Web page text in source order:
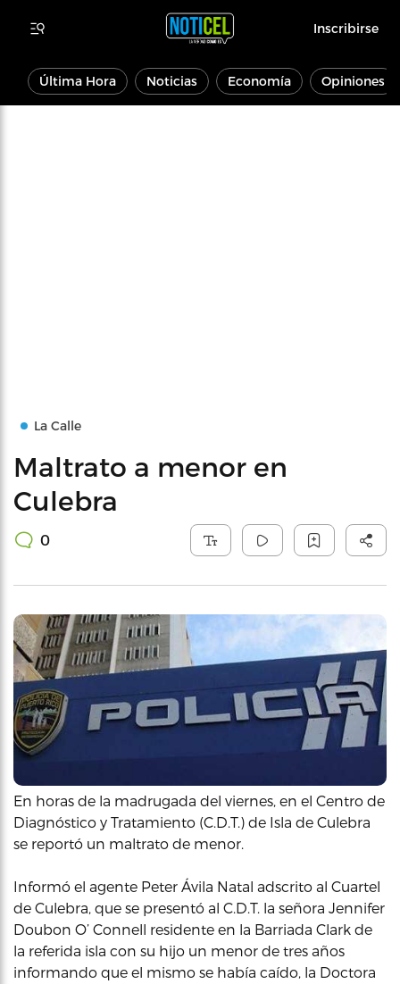
Inscribirse
Última Hora Noticias Economía Opiniones
La Calle
Maltrato a menor en
Culebra
0
En horas de la madrugada del viernes, en el Centro de
Diagnóstico y Tratamiento (C.D.T.) de Isla de Culebra
se reportó un maltrato de menor.
Informó el agente Peter Ávila Natal adscrito al Cuartel
de Culebra, que se presentó al C.D.T. la señora Jennifer
Doubon O’ Connell residente en la Barriada Clark de
la referida isla con su hijo un menor de tres años
informando que el mismo se había caído, la Doctora